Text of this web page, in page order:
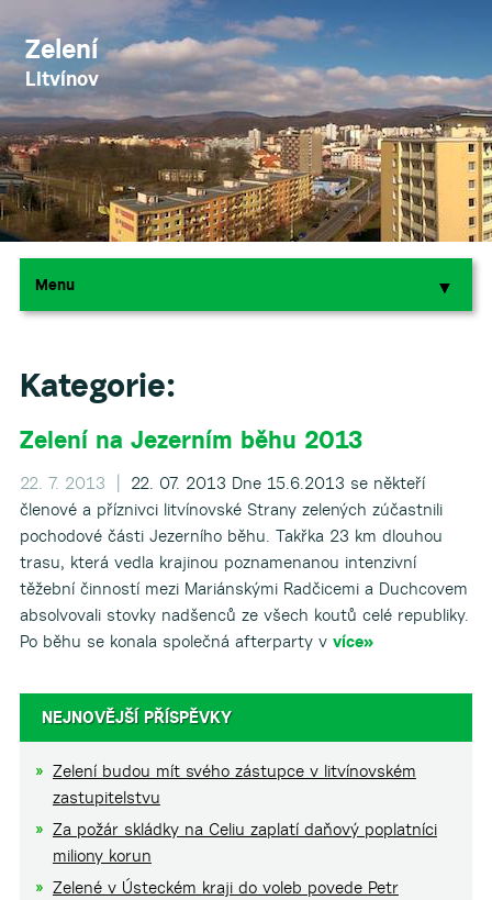
Zelení
Litvínov
Menu ▼
▼
Kategorie:
Zelení na Jezerním běhu 2013
22. 7. 2013 |
22. 07. 2013 Dne 15.6.2013 se někteří
členové a příznivci litvínovské Strany zelených zúčastnili
pochodové části Jezerního běhu. Takřka 23 km dlouhou
trasu, která vedla krajinou poznamenanou intenzivní
těžební činností mezi Mariánskými Radčicemi a Duchcovem
absolvovali stovky nadšenců ze všech koutů celé republiky.
Po běhu se konala společná afterparty v více»
NEJNOVĚJŠÍ PŘÍSPĚVKY
Zelení budou mít svého zástupce v litvínovském
zastupitelstvu
Za požár skládky na Celiu zaplatí daňový poplatníci
miliony korun
Zelené v Ústeckém kraji do voleb povede Petr